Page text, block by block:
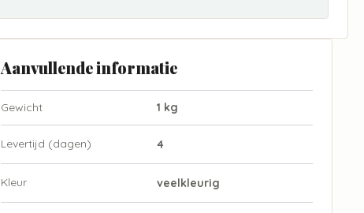
Aanvullende informatie
Gewicht 1 kg
Levertijd (dagen) 4
Kleur veelkleurig